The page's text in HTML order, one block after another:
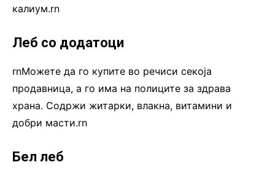
калиум.rn
Леб со додатоци
rnМожете да го купите во речиси секоја
продавница, а го има на полиците за здрава
храна. Содржи житарки, влакна, витамини и
добри масти.rn
Бел леб